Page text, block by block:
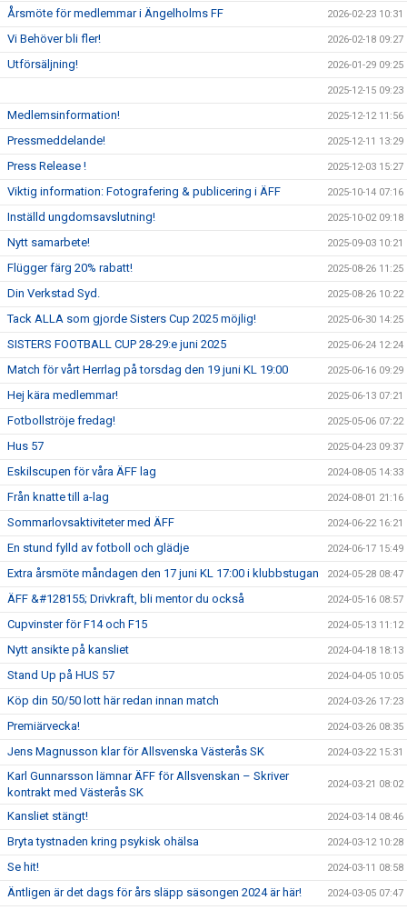
Årsmöte för medlemmar i Ängelholms FF 2026-02-23 10:31
Vi Behöver bli fler! 2026-02-18 09:27
Utförsäljning! 2026-01-29 09:25
2025-12-15 09:23
Medlemsinformation! 2025-12-12 11:56
Pressmeddelande! 2025-12-11 13:29
Press Release ! 2025-12-03 15:27
Viktig information: Fotografering & publicering i ÄFF 2025-10-14 07:16
Inställd ungdomsavslutning! 2025-10-02 09:18
Nytt samarbete! 2025-09-03 10:21
Flügger färg 20% rabatt! 2025-08-26 11:25
Din Verkstad Syd. 2025-08-26 10:22
Tack ALLA som gjorde Sisters Cup 2025 möjlig! 2025-06-30 14:25
SISTERS FOOTBALL CUP 28-29:e juni 2025 2025-06-24 12:24
Match för vårt Herrlag på torsdag den 19 juni KL 19:00 2025-06-16 09:29
Hej kära medlemmar! 2025-06-13 07:21
Fotbollströje fredag! 2025-05-06 07:22
Hus 57 2025-04-23 09:37
Eskilscupen för våra ÄFF lag 2024-08-05 14:33
Från knatte till a-lag 2024-08-01 21:16
Sommarlovsaktiviteter med ÄFF 2024-06-22 16:21
En stund fylld av fotboll och glädje 2024-06-17 15:49
Extra årsmöte måndagen den 17 juni KL 17:00 i klubbstugan 2024-05-28 08:47
ÄFF &#128155; Drivkraft, bli mentor du också 2024-05-16 08:57
Cupvinster för F14 och F15 2024-05-13 11:12
Nytt ansikte på kansliet 2024-04-18 18:13
Stand Up på HUS 57 2024-04-05 10:05
Köp din 50/50 lott här redan innan match 2024-03-26 17:23
Premiärvecka! 2024-03-26 08:35
Jens Magnusson klar för Allsvenska Västerås SK 2024-03-22 15:31
Karl Gunnarsson lämnar ÄFF för Allsvenskan – Skriver
kontrakt med Västerås SK
2024-03-21 08:02
Kansliet stängt! 2024-03-14 08:46
Bryta tystnaden kring psykisk ohälsa 2024-03-12 10:28
Se hit! 2024-03-11 08:58
Äntligen är det dags för års släpp säsongen 2024 är här! 2024-03-05 07:47